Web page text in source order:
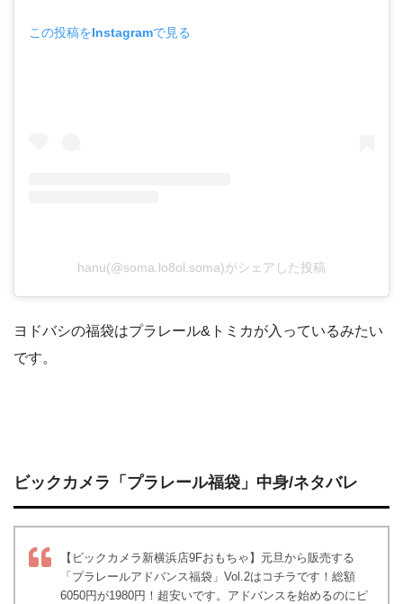
この投稿をInstagramで見る
hanu(@soma.lo8ol.soma)がシェアした投稿
ヨドバシの福袋はプラレール&トミカが入っているみたい
です。
ビックカメラ「プラレール福袋」中身/ネタバレ
【ビックカメラ新横浜店9Fおもちゃ】元旦から販売する
「プラレールアドバンス福袋」Vol.2はコチラです！総額
6050円が1980円！超安いです。アドバンスを始めるのにピ